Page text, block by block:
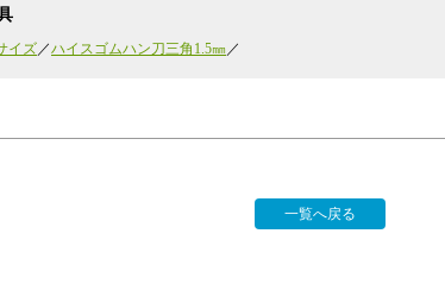
イズ ハイスゴムハン刀三角1.5㎜
一覧へ戻る